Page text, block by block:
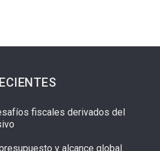
fiscales derivados del
y alcance global